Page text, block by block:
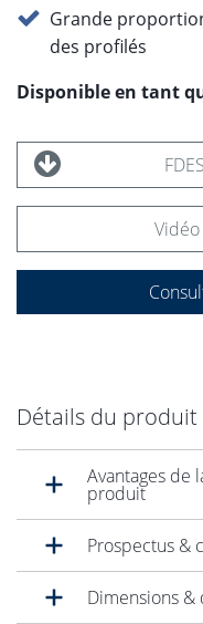
Grande
des profilés
Disponible en tant
Détails du produit
Avantages de
produit
Prospectus &
Dimensions &